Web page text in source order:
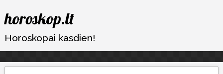
Eiti
prie
turinio
horoskop.lt
Horoskopai kasdien!